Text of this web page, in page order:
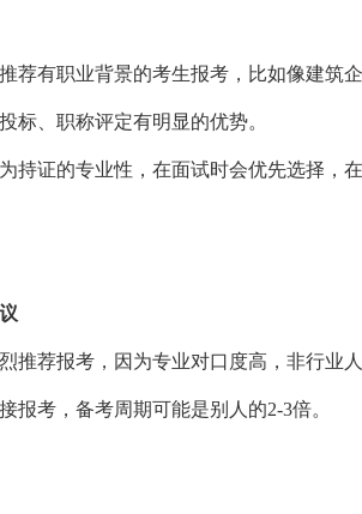
荐有职业背景的考生报考，比如像建筑
标、职称评定有明显的优势。
持证的专业性，在面试时会优先选择，
推荐报考，因为专业对口度高，非行业
报考，备考周期可能是别人的2-3倍。